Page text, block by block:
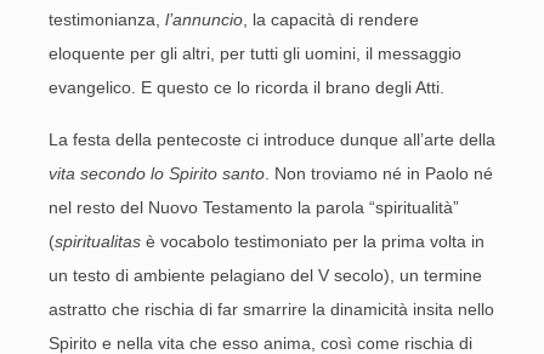
testimonianza, l’annuncio , la capacità di rendere
eloquente per gli altri, per tutti gli uomini, il messaggio
evangelico. E questo ce lo ricorda il brano degli Atti.
La festa della pentecoste ci introduce dunque all’arte della
vita secondo lo Spirito santo . Non troviamo né in Paolo né
nel resto del Nuovo Testamento la parola “spiritualità”
(spiritualitas è vocabolo testimoniato per la prima volta in
un testo di ambiente pelagiano del V secolo), un termine
astratto che rischia di far smarrire la dinamicità insita nello
Spirito e nella vita che esso anima, così come rischia di